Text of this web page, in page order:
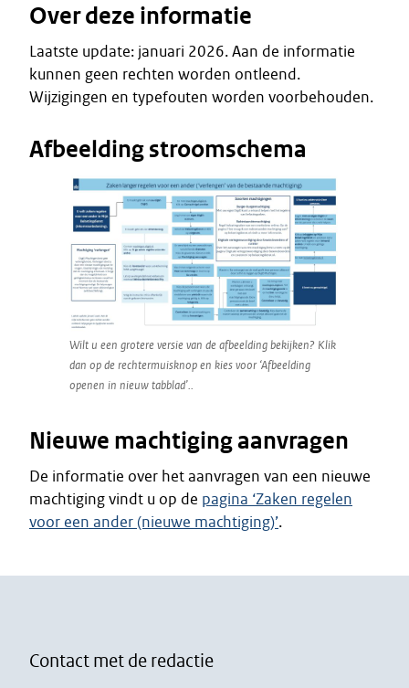
Over deze informatie
Laatste update: januari 2026. Aan de informatie
kunnen geen rechten worden ontleend.
Wijzigingen en typefouten worden voorbehouden.
Afbeelding stroomschema
Wilt u een grotere versie van de afbeelding bekijken? Klik
dan op de rechtermuisknop en kies voor ‘Afbeelding
openen in nieuw tabblad’..
Nieuwe machtiging aanvragen
De informatie over het aanvragen van een nieuwe
machtiging vindt u op de pagina ‘Zaken regelen
voor een ander (nieuwe machtiging)’.
Contact met de redactie